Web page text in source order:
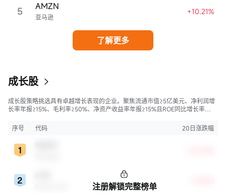
5 亚马逊
AMZN +10.21%
了解更多
成长股
成长股策略挑选具有卓越增长表现的企业。聚焦流通市值≥5亿美元、净利润增
长率年报≥15%、毛利率≥50%、净资产收益率年报≥15%且ROE同比增长率
序号
代码 20日涨跌幅
注册解锁完整榜单